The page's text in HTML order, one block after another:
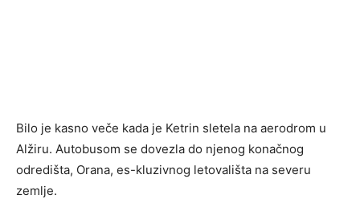
Bilo je kasno veče kada je Ketrin sletela na aerodrom u
Alžiru. Autobusom se dovezla do njenog konačnog
odredišta, Orana, es-kluzivnog letovališta na severu
zemlje.